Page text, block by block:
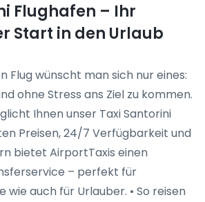
Flughafen – Ihr
Start in den Urlaub
Flug wünscht man sich nur eines:
ohne Stress ans Ziel zu kommen.
Ihnen unser Taxi Santorini
Preisen, 24/7 Verfügbarkeit und
bietet AirportTaxis einen
– perfekt für
wie auch für Urlauber. • So reisen